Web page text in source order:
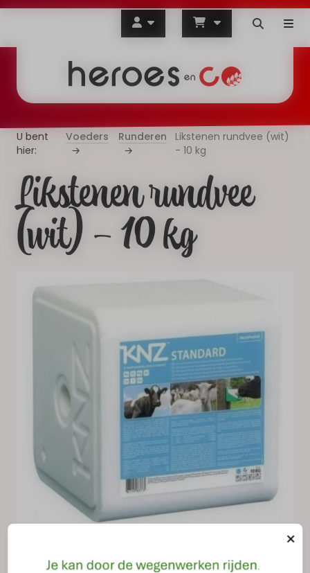
Voeders Runderen
Likstenen rundvee (wit)
- 10 kg
Likstenen rundvee
(wit) - 10 kg